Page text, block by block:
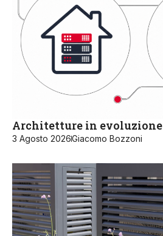
Architetture in evoluzione
3 Agosto 2026Giacomo Bozzoni